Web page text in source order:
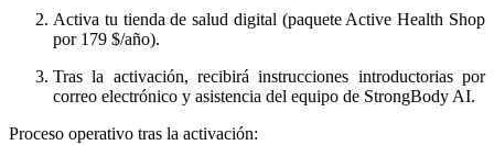
Activa tu tienda de salud digital (paquete Active Health Shop
por 179 $/año).
Tras la activación, recibirá instrucciones introductorias por
correo electrónico y asistencia del equipo de StrongBody AI.
Proceso operativo tras la activación: